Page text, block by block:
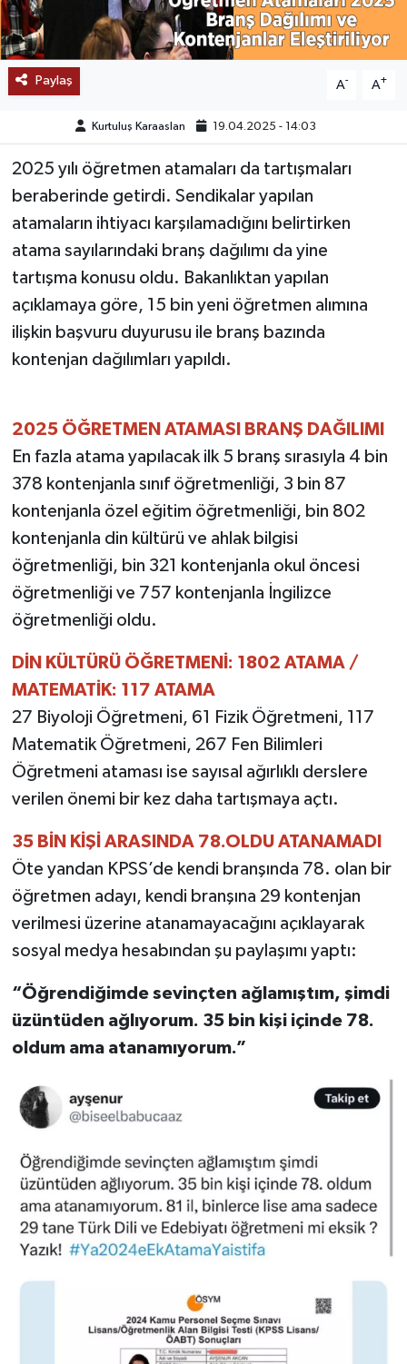
Paylaş A- A+
Kurtuluş Karaaslan 19.04.2025 - 14:03
2025 yılı öğretmen atamaları da tartışmaları
beraberinde getirdi. Sendikalar yapılan
atamaların ihtiyacı karşılamadığını belirtirken
atama sayılarındaki branş dağılımı da yine
tartışma konusu oldu. Bakanlıktan yapılan
açıklamaya göre, 15 bin yeni öğretmen alımına
ilişkin başvuru duyurusu ile branş bazında
kontenjan dağılımları yapıldı.
2025 ÖĞRETMEN ATAMASI BRANŞ DAĞILIMI
En fazla atama yapılacak ilk 5 branş sırasıyla 4 bin
378 kontenjanla sınıf öğretmenliği, 3 bin 87
kontenjanla özel eğitim öğretmenliği, bin 802
kontenjanla din kültürü ve ahlak bilgisi
öğretmenliği, bin 321 kontenjanla okul öncesi
öğretmenliği ve 757 kontenjanla İngilizce
öğretmenliği oldu.
DİN KÜLTÜRÜ ÖĞRETMENİ: 1802 ATAMA /
MATEMATİK: 117 ATAMA
27 Biyoloji Öğretmeni, 61 Fizik Öğretmeni, 117
Matematik Öğretmeni, 267 Fen Bilimleri
Öğretmeni ataması ise sayısal ağırlıklı derslere
verilen önemi bir kez daha tartışmaya açtı.
35 BİN KİŞİ ARASINDA 78.OLDU ATANAMADI
Öte yandan KPSS’de kendi branşında 78. olan bir
öğretmen adayı, kendi branşına 29 kontenjan
verilmesi üzerine atanamayacağını açıklayarak
sosyal medya hesabından şu paylaşımı yaptı:
“Öğrendiğimde sevinçten ağlamıştım, şimdi
üzüntüden ağlıyorum. 35 bin kişi içinde 78.
oldum ama atanamıyorum.”
TREND
MEDYA
TEKNOLOJİ
YAŞAM
KÜLTÜR SANAT